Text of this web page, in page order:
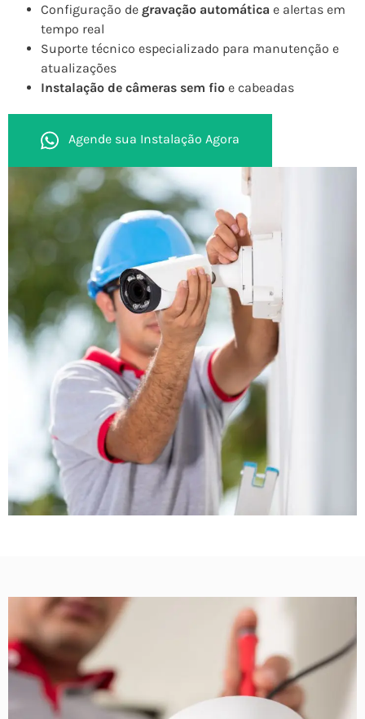
Configuração de gravação automática e alertas em
tempo real
Suporte técnico especializado para manutenção e
atualizações
Instalação de câmeras sem fio e cabeadas
Agende sua Instalação Agora